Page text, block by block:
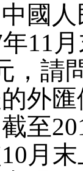
人
11
，請
外
月